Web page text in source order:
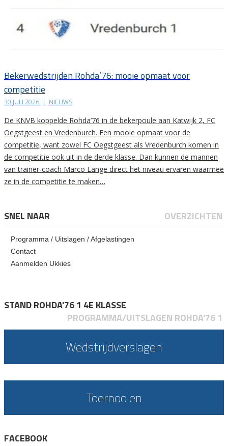
Bekerwedstrijden Rohda’76: mooie opmaat voor
competitie
30 JULI 2026 | NIEUWS
De KNVB koppelde Rohda’76 in de bekerpoule aan Katwijk 2, FC
Oegstgeest en Vredenburch. Een mooie opmaat voor de
competitie, want zowel FC Oegstgeest als Vredenburch komen in
de competitie ook uit in de derde klasse. Dan kunnen de mannen
van trainer-coach Marco Lange direct het niveau ervaren waarmee
ze in de competitie te maken…
SNEL NAAR OVERZICHTEN
Programma / Uitslagen / Afgelastingen
Contact
Aanmelden Ukkies
STAND ROHDA'76 1 4E KLASSE
PROGRAMMA/UITSLAGEN ROHDA'76 1
Wedstrijdverslagen
Toernooien
FACEBOOK